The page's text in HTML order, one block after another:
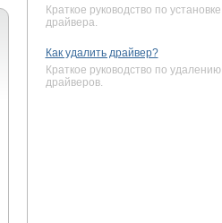
Краткое руководство по установке
драйвера.
Как удалить драйвер?
Краткое руководство по удалению
драйверов.